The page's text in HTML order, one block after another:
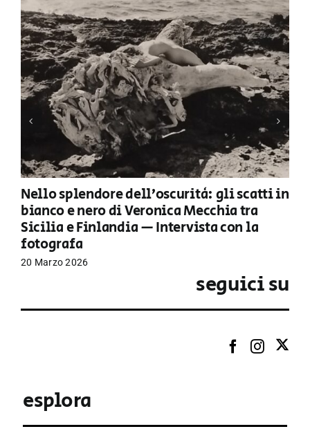
Nello splendore dell’oscurità: gli scatti in
bianco e nero di Veronica Mecchia tra
Sicilia e Finlandia — Intervista con la
fotografa
20 Marzo 2026
seguici su
esplora